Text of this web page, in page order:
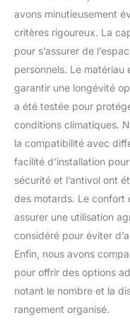
avons minutieusement
critères rigoureux. La
pour s’assurer de
personnels. Le
garantir une longévité
a été testée pour
conditions climatiques.
la compatibilité avec
facilité d’installation
sécurité et l’antivol ont
des motards. Le confort
assurer une utilisation
considéré pour éviter
Enfin, nous avons
pour offrir des options
notant le nombre et la
rangement organisé.